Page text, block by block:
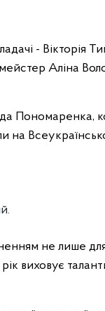
-
Аліна
Пономаренка,
на
не лише
виховує